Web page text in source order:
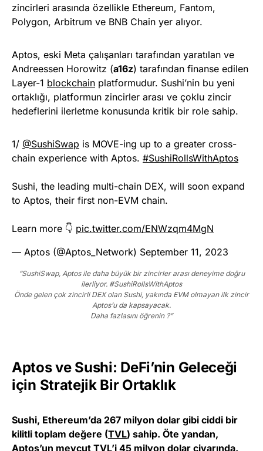
zincirleri arasında özellikle Ethereum, Fantom,
Polygon, Arbitrum ve BNB Chain yer alıyor.
Aptos, eski Meta çalışanları tarafından yaratılan ve
Andreessen Horowitz (a16z) tarafından finanse edilen
Layer-1 blockchain platformudur. Sushi’nin bu yeni
ortaklığı, platformun zincirler arası ve çoklu zincir
hedeflerini ilerletme konusunda kritik bir role sahip.
1/ @SushiSwap is MOVE-ing up to a greater cross-
chain experience with Aptos. #SushiRollsWithAptos
Sushi, the leading multi-chain DEX, will soon expand
to Aptos, their first non-EVM chain.
Learn more 👇 pic.twitter.com/ENWzqm4MgN
— Aptos (@Aptos_Network) September 11, 2023
”SushiSwap, Aptos ile daha büyük bir zincirler arası deneyime doğru
ilerliyor. #SushiRollsWithAptos
Önde gelen çok zincirli DEX olan Sushi, yakında EVM olmayan ilk zincir
Aptos’u da kapsayacak.
Daha fazlasını öğrenin ?”
Aptos ve Sushi: DeFi’nin Geleceği
için Stratejik Bir Ortaklık
Sushi, Ethereum’da 267 milyon dolar gibi ciddi bir
kilitli toplam değere (TVL) sahip. Öte yandan,
Aptos’un mevcut TVL’i 45 milyon dolar civarında.